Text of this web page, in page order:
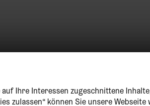
Ihre Interessen zugeschnittene
zulassen“ können Sie unsere